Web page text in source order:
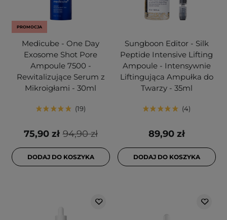
PROMOCJA
Medicube - One Day
Exosome Shot Pore
Ampoule 7500 -
Rewitalizujące Serum z
Mikroigłami - 30ml
19
94,90 zł
75,90 zł
DODAJ DO KOSZYKA
Sungboon Editor - Silk
Peptide Intensive Lifting
Ampoule - Intensywnie
Liftingująca Ampułka do
Twarzy - 35ml
4
89,90 zł
DODAJ DO KOSZYKA